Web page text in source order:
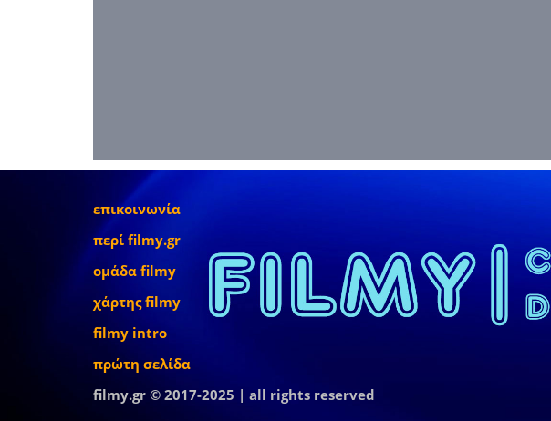
επικοινωνία
περί filmy.gr
ομάδα filmy
χάρτης filmy
filmy intro
πρώτη σελίδα
filmy.gr © 2017-2025 | all rights reserved